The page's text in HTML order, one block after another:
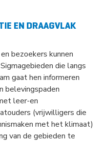
EN DRAAGVLAK
bezoekers kunnen
die langs
gaat hen informeren
belevingspaden
leer-en
(vrijwilligers die
met het klimaat)
van de gebieden te